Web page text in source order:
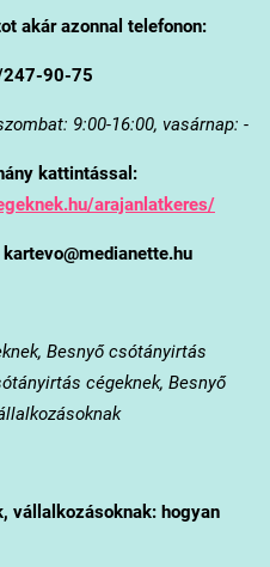
akár azonnal telefonon:
90-75
9:00-16:00, vasárnap: -
kattintással:
arajanlatkeres/
Besnyő csótányirtás
cégeknek, Besnyő
vállalkozásoknak: hogyan